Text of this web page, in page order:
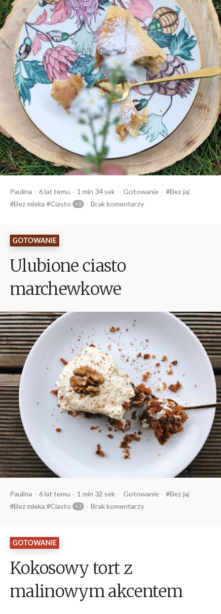
Opublikowany
przez
Paulina 6 lat temu
Czas
czytania
1 min 34 sek
Opublikowany
w
Gotowanie Tagi:
Bez jaj
Bez mleka
Ciasto Brak komentarzy
GOTOWANIE
Ulubione ciasto
marchewkowe
Opublikowany
przez
Paulina 6 lat temu
Czas
czytania
1 min 32 sek
Opublikowany
w
Gotowanie Tagi:
Bez jaj
Bez mleka
Ciasto Brak komentarzy
GOTOWANIE
Kokosowy tort z
malinowym akcentem